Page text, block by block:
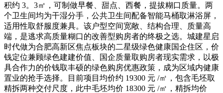
积约 3。3㎡，可制做早餐、甜点、西餐，提拔糊口质量。两
个卫生间均为干湿分手，公共卫生间配备智能马桶取淋浴屏，
适用性取舒服度兼具。该户型空间宽敞、结构合理、质量高
端，是逃求高质量糊口的改善型购房者的终极之选。城建星启
时代做为合肥高新区焦点板块的二星级绿色健康国企住区，价
钱定位兼顾绿色建建价值、国企质量取购房者现实需求，以极
具合作力的价钱取丰硕的绿色购房优惠政策，成为区域内健康
置业的抢手选择。目前项目均价约 19300 元 /㎡，包含毛坯取
精拆两种交付尺度，此中毛坯均价 18300 元 /㎡，精拆均价